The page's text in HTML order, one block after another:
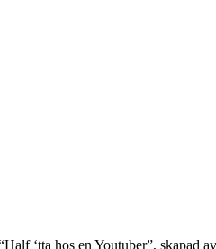
‘tta hos en Youtuber”,